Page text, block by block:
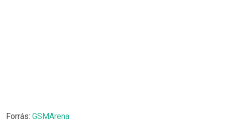
Forrás: GSMArena